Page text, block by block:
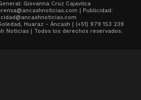
Giovanna Cruz Cajavilca
| Publicidad:
Huaraz - Áncash | (+51) 979 153 239
Noticias | Todos los derechos reservados.